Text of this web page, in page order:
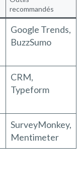
recommandés
Google Trends,
BuzzSumo
CRM,
Typeform
SurveyMonkey,
Mentimeter